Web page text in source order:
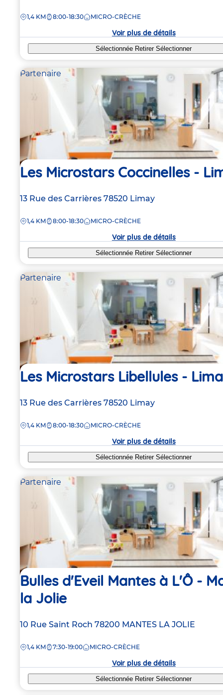
la
DISTANCE
1,4 KM 8:00-18:30 MICRO-CRÈCHE
Voir plus de détails
Sélectionnée RetirerSélectionner
Partenaire
Les Microstars Coccinelles -
Adresse
la
13 Rue des Carrières 78520 Limay
DISTANCE
1,4 KM 8:00-18:30 MICRO-CRÈCHE
Voir plus de détails
Sélectionnée RetirerSélectionner
Partenaire
Les Microstars Libellules -
Adresse
la
13 Rue des Carrières 78520 Limay
DISTANCE
1,4 KM 8:00-18:30 MICRO-CRÈCHE
Voir plus de détails
Sélectionnée RetirerSélectionner
Partenaire
Bulles d'Eveil Mantes à L'Ô -
la Jolie
Adresse
la
10 Rue Saint Roch 78200 MANTES LA JOLIE
DISTANCE
1,4 KM 7:30-19:00 MICRO-CRÈCHE
Voir plus de détails
Sélectionnée RetirerSélectionner